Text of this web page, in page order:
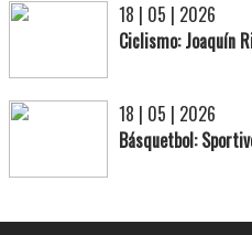
18 | 05 | 2026
Ciclismo: Joaquín
18 | 05 | 2026
Básquetbol: